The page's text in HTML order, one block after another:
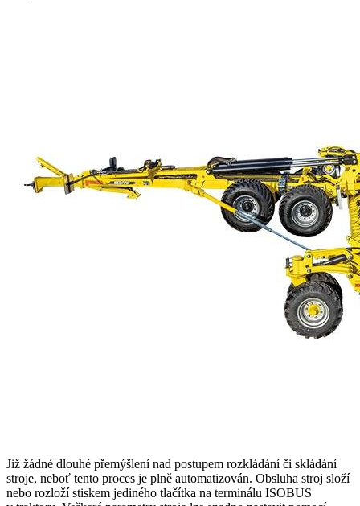
Již žádné dlouhé přemýšlení nad postupem rozkládání či skládání
stroje, neboť tento proces je plně automatizován. Obsluha stroj složí
nebo rozloží stiskem jediného tlačítka na terminálu ISOBUS